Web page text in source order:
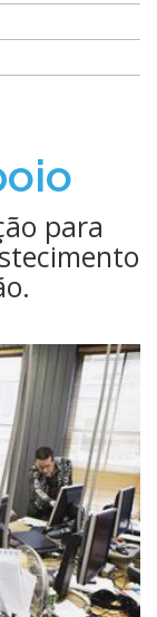
para